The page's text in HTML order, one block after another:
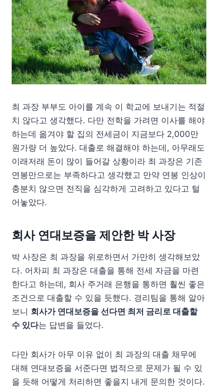
최 과장 부부도 아이를 계속 이 학교에 보내기는 적절
치 않다고 생각했다. 다만 전학을 가려면 이사를 해야
하는데 옮겨야 할 집의 전세금이 지금보다 2,000만
원가량 더 높았다. 대출로 해결해야 하는데, 아무래도
이래저래 돈이 많이 들어갈 상황이라 최 과장은 기존
연봉만으로는 부족하다고 생각했고 만약 연봉 인상이
충분치 않으면 전직을 심각하게 고려하고 있다고 털
어놓았다.
회사 연대보증을 제안한 박 사장
박 사장은 최 과장을 위로하면서 가만히 생각해보았
다. 어차피 최 과장은 대출을 통해 전세 자금을 마련
한다고 하는데, 회사 주거래 은행을 통하면 훨씬 좋은
조건으로 대출할 수 있을 듯했다. 경리팀을 통해 알아
보니 회사가 연대보증을 선다면 최저 금리로 대출할
수 있다는 답변을 들었다.
다만 회사가 아무 이유 없이 최 과장의 대출 채무에
대해 연대보증을 서준다면 법적으로 문제가 될 수 있
을 듯해 어떻게 처리하면 좋을지 내게 문의한 것이다.